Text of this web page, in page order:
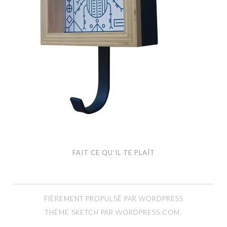
FAIT CE QU’IL TE PLAÎT
FIÈREMENT PROPULSÉ PAR WORDPRESS
THÈME SKETCH PAR WORDPRESS.COM.